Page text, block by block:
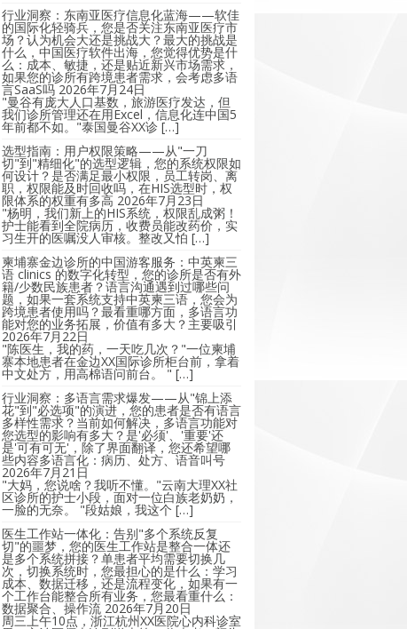
行业洞察：东南亚医疗信息化蓝海——软佳
的国际化轻骑兵，您是否关注东南亚医疗市
场？认为机会大还是挑战大？最大的挑战是
什么，中国医疗软件出海，您觉得优势是什
么：成本、敏捷，还是贴近新兴市场需求，
如果您的诊所有跨境患者需求，会考虑多语
言SaaS吗 2026年7月24日
"曼谷有庞大人口基数，旅游医疗发达，但
我们诊所管理还在用Excel，信息化连中国5
年前都不如。"泰国曼谷XX诊 […]
选型指南：用户权限策略——从"一刀
切"到"精细化"的选型逻辑，您的系统权限如
何设计？是否满足最小权限，员工转岗、离
职，权限能及时回收吗，在HIS选型时，权
限体系的权重有多高 2026年7月23日
"杨明，我们新上的HIS系统，权限乱成粥！
护士能看到全院病历，收费员能改药价，实
习生开的医嘱没人审核。整改又怕 […]
柬埔寨金边诊所的中国游客服务：中英柬三
语 clinics 的数字化转型，您的诊所是否有外
籍/少数民族患者？语言沟通遇到过哪些问
题，如果一套系统支持中英柬三语，您会为
跨境患者使用吗？最看重哪方面，多语言功
能对您的业务拓展，价值有多大？主要吸引
2026年7月22日
"陈医生，我的药，一天吃几次？"一位柬埔
寨本地患者在金边XX国际诊所柜台前，拿着
中文处方，用高棉语问前台。 " […]
行业洞察：多语言需求爆发——从"锦上添
花"到"必选项"的演进，您的患者是否有语言
多样性需求？当前如何解决，多语言功能对
您选型的影响有多大？是'必须'、'重要'还
是'可有可无'，除了界面翻译，您还希望哪
些内容多语言化：病历、处方、语音叫号
2026年7月21日
"大妈，您说啥？我听不懂。"云南大理XX社
区诊所的护士小段，面对一位白族老奶奶，
一脸的无奈。 "段姑娘，我这个 […]
医生工作站一体化：告别"多个系统反复
切"的噩梦，您的医生工作站是整合一体还
是多个系统拼接？单患者平均需要切换几
次，切换系统时，您最担心的是什么：学习
成本、数据迁移，还是流程变化，如果有一
个工作台能整合所有业务，您最看重什么：
数据聚合、操作流 2026年7月20日
周三上午10点，浙江杭州XX医院心内科诊室